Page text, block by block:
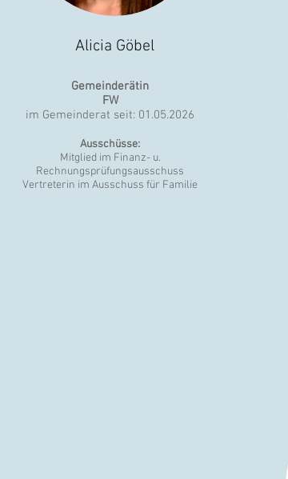
Alicia Göbel
Gemeinderätin
FW
im Gemeinderat seit: 01.05.2026
Ausschüsse:
Mitglied im Finanz- u.
Rechnungsprüfungsausschuss
Vertreterin im Ausschuss für Familie